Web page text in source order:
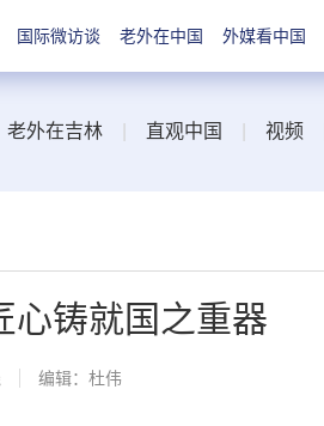
国际微访谈 老外在中国 外媒看中国
老外在吉林 直观中国 视频
心铸就国之重器
编辑：杜伟